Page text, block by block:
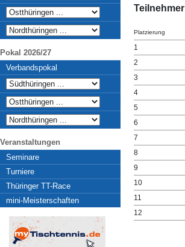
Pokal 2026/27
Verbandspokal
Veranstaltungen
Seminare
Turniere
Thüringer TT-Race
mini-Meisterschaften
Teilnehmer
Platzierung
1
2
3
4
5
6
7
8
9
10
11
12